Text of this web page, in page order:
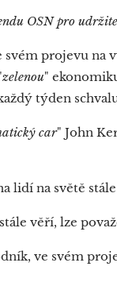
OSN pro
projevu na
zelenou"
týden
car" John
lidí na světě stále
věří, lze
ve svém